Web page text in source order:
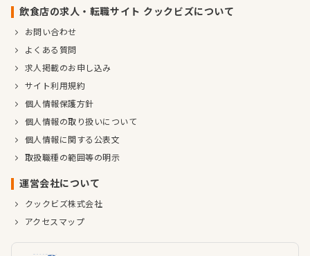
飲食店の求人・転職サイト クックビズについて
お問い合わせ
よくある質問
求人掲載のお申し込み
サイト利用規約
個人情報保護方針
個人情報の取り扱いについて
個人情報に関する公表文
取扱職種の範囲等の明示
運営会社について
クックビズ株式会社
アクセスマップ